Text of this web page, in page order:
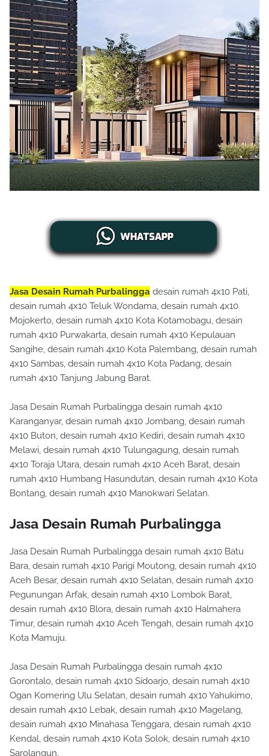
Jasa Desain Rumah Purbalingga desain rumah 4x10 Pati,
desain rumah 4x10 Teluk Wondama, desain rumah 4x10
Mojokerto, desain rumah 4x10 Kota Kotamobagu, desain
rumah 4x10 Purwakarta, desain rumah 4x10 Kepulauan
Sangihe, desain rumah 4x10 Kota Palembang, desain rumah
4x10 Sambas, desain rumah 4x10 Kota Padang, desain
rumah 4x10 Tanjung Jabung Barat.
Jasa Desain Rumah Purbalingga desain rumah 4x10
Karanganyar, desain rumah 4x10 Jombang, desain rumah
4x10 Buton, desain rumah 4x10 Kediri, desain rumah 4x10
Melawi, desain rumah 4x10 Tulungagung, desain rumah
4x10 Toraja Utara, desain rumah 4x10 Aceh Barat, desain
rumah 4x10 Humbang Hasundutan, desain rumah 4x10 Kota
Bontang, desain rumah 4x10 Manokwari Selatan.
Jasa Desain Rumah Purbalingga
Jasa Desain Rumah Purbalingga desain rumah 4x10 Batu
Bara, desain rumah 4x10 Parigi Moutong, desain rumah 4x10
Aceh Besar, desain rumah 4x10 Selatan, desain rumah 4x10
Pegunungan Arfak, desain rumah 4x10 Lombok Barat,
desain rumah 4x10 Blora, desain rumah 4x10 Halmahera
Timur, desain rumah 4x10 Aceh Tengah, desain rumah 4x10
Kota Mamuju.
Jasa Desain Rumah Purbalingga desain rumah 4x10
Gorontalo, desain rumah 4x10 Sidoarjo, desain rumah 4x10
Ogan Komering Ulu Selatan, desain rumah 4x10 Yahukimo,
desain rumah 4x10 Lebak, desain rumah 4x10 Magelang,
desain rumah 4x10 Minahasa Tenggara, desain rumah 4x10
Kendal, desain rumah 4x10 Kota Solok, desain rumah 4x10
Sarolangun.